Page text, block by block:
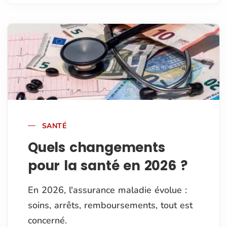
SANTÉ
Quels changements
pour la santé en 2026 ?
En 2026, l'assurance maladie évolue :
soins, arrêts, remboursements, tout est
concerné.